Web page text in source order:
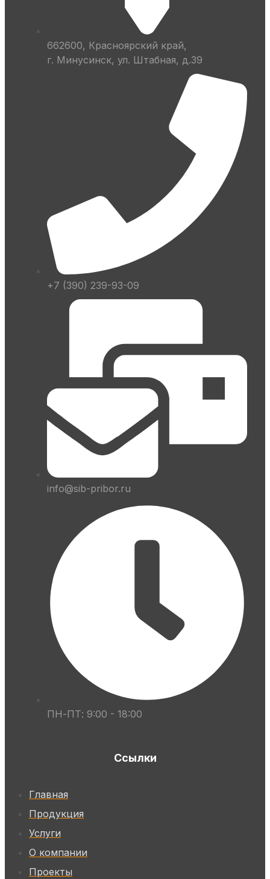
662600, Красноярский край,
г. Минусинск, ул. Штабная, д.39
+7 (390) 239-93-09
info@sib-pribor.ru
ПН-ПТ: 9:00 - 18:00
Ссылки
Главная
Продукция
Услуги
О компании
Проекты